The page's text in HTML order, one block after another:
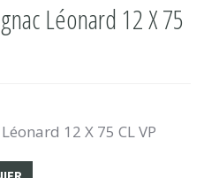
Léonard 12 X 75
12 X 75 CL VP